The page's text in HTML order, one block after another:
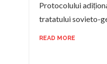
Protocolului
tratatului sovieto-
READ MORE